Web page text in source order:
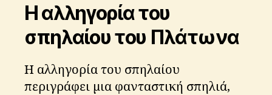
Η αλληγορία του
σπηλαίου του Πλάτωνα
Η αλληγορία του σπηλαίου
περιγράφει μια φανταστική σπηλιά,